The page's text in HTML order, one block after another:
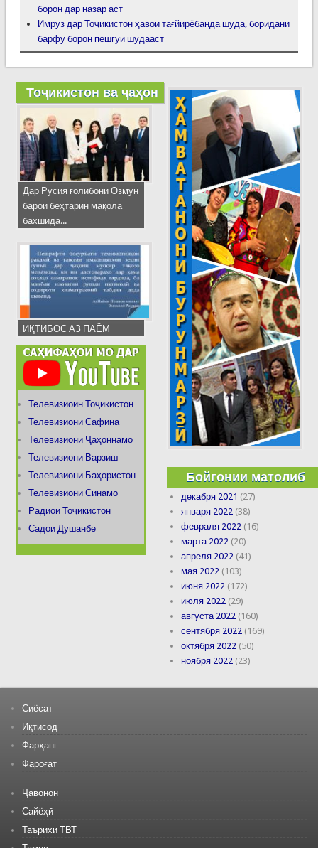
борон дар назар аст
Имрӯз дар Тоҷикистон ҳавои тағйирёбанда шуда, боридани
барфу борон пешгӯӣ шудааст
Тоҷикистон ва ҷаҳон
Дар Русия ғолибони Озмун
барои беҳтарин мақола
бахшида...
ИҚТИБОС АЗ ПАЁМ
Телевизиоин Тоҷикистон
Телевизиони Сафина
Телевизиони Ҷаҳоннамо
Телевизиони Варзиш
Телевизиони Баҳористон
Телевизиони Синамо
Радиои Тоҷикистон
Садои Душанбе
Бойгонии матолиб
декабря 2021 (27)
января 2022 (38)
февраля 2022 (16)
марта 2022 (20)
апреля 2022 (41)
мая 2022 (103)
июня 2022 (172)
июля 2022 (29)
августа 2022 (160)
сентября 2022 (169)
октября 2022 (50)
ноября 2022 (23)
Сиёсат
Иқтисод
Фарҳанг
Фароғат
Ҷавонон
Сайёҳӣ
Таърихи ТВТ